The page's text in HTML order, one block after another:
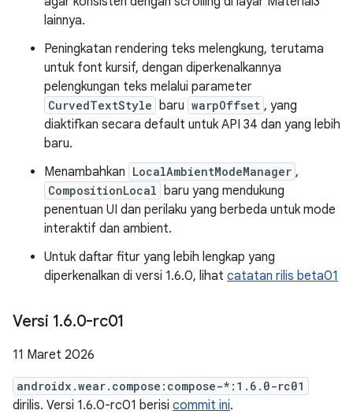
lainnya.
Peningkatan rendering teks melengkung, terutama
untuk font kursif, dengan diperkenalkannya
pelengkungan teks melalui parameter
CurvedTextStyle baru warpOffset , yang
diaktifkan secara default untuk API 34 dan yang lebih
baru.
Menambahkan LocalAmbientModeManager ,
CompositionLocal baru yang mendukung
penentuan UI dan perilaku yang berbeda untuk mode
interaktif dan ambient.
Untuk daftar fitur yang lebih lengkap yang
diperkenalkan di versi 1.6.0, lihat catatan rilis beta01
Versi 1.6.0-rc01
11 Maret 2026
androidx.wear.compose:compose-*:1.6.0-rc01
dirilis. Versi 1.6.0-rc01 berisi commit ini.